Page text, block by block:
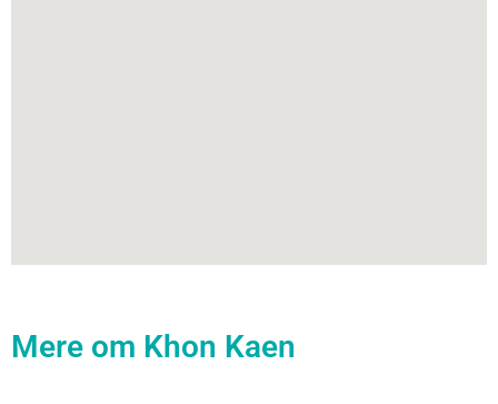
Mere om Khon Kaen